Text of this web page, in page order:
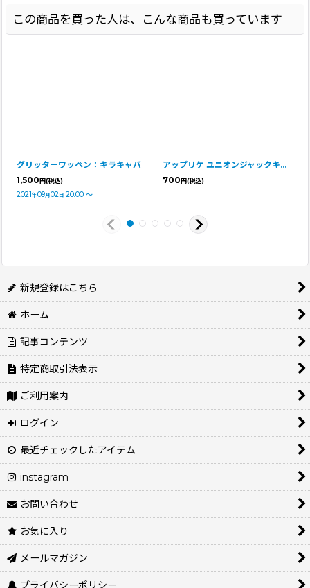
この商品を買った人は、こんな商品も買っています
グリッターワッペン：キラキャバ
1,500円(税込)
2021 年09月02日 20:00 ～
アップリケ ユニオンジャックキャバ
700円(税込)
新規登録はこちら
ホーム
記事コンテンツ
特定商取引法表示
ご利用案内
ログイン
最近チェックしたアイテム
instagram
お問い合わせ
お気に入り
メールマガジン
プライバシーポリシー